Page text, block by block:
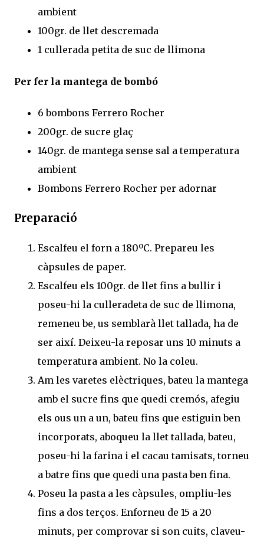
ambient
100gr. de llet descremada
1 cullerada petita de suc de llimona
Per fer la mantega de bombó
6 bombons Ferrero Rocher
200gr. de sucre glaç
140gr. de mantega sense sal a temperatura
ambient
Bombons Ferrero Rocher per adornar
Preparació
Escalfeu el forn a 180ºC. Prepareu les
càpsules de paper.
Escalfeu els 100gr. de llet fins a bullir i
poseu-hi la culleradeta de suc de llimona,
remeneu be, us semblarà llet tallada, ha de
ser així. Deixeu-la reposar uns 10 minuts a
temperatura ambient. No la coleu.
Am les varetes elèctriques, bateu la mantega
amb el sucre fins que quedi cremós, afegiu
els ous un a un, bateu fins que estiguin ben
incorporats, aboqueu la llet tallada, bateu,
poseu-hi la farina i el cacau tamisats, torneu
a batre fins que quedi una pasta ben fina.
Poseu la pasta a les càpsules, ompliu-les
fins a dos terços. Enforneu de 15 a 20
minuts, per comprovar si son cuits, claveu-